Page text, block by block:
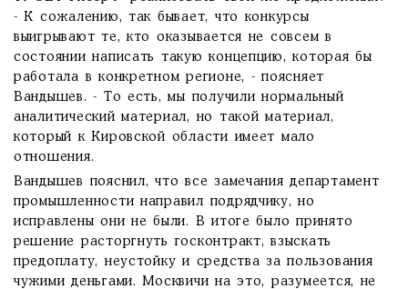
- К сожалению, так бывает, что конкурсы
выигрывают те, кто оказывается не совсем в
состоянии написать такую концепцию, которая бы
работала в конкретном регионе, - поясняет
Вандышев. - То есть, мы получили нормальный
аналитический материал, но такой материал,
который к Кировской области имеет мало
отношения.
Вандышев пояснил, что все замечания департамент
промышленности направил подрядчику, но
исправлены они не были. В итоге было принято
решение расторгнуть госконтракт, взыскать
предоплату, неустойку и средства за пользования
чужими деньгами. Москвичи на это, разумеется, не